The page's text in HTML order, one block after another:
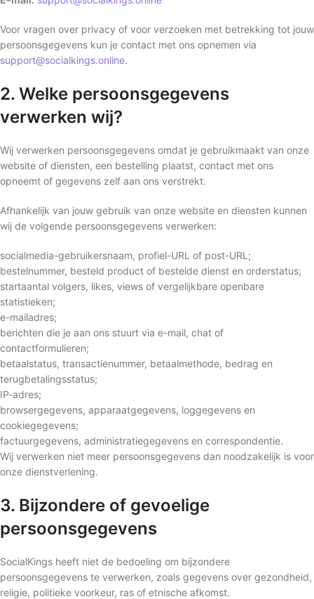
Voor vragen over privacy of voor verzoeken met betrekking tot jouw
persoonsgegevens kun je contact met ons opnemen via
support@socialkings.online.
2. Welke persoonsgegevens
verwerken wij?
Wij verwerken persoonsgegevens omdat je gebruikmaakt van onze
website of diensten, een bestelling plaatst, contact met ons
opneemt of gegevens zelf aan ons verstrekt.
Afhankelijk van jouw gebruik van onze website en diensten kunnen
wij de volgende persoonsgegevens verwerken:
socialmedia-gebruikersnaam, profiel-URL of post-URL;
bestelnummer, besteld product of bestelde dienst en orderstatus;
startaantal volgers, likes, views of vergelijkbare openbare
statistieken;
e-mailadres;
berichten die je aan ons stuurt via e-mail, chat of
contactformulieren;
betaalstatus, transactienummer, betaalmethode, bedrag en
terugbetalingsstatus;
IP-adres;
browsergegevens, apparaatgegevens, loggegevens en
cookiegegevens;
factuurgegevens, administratiegegevens en correspondentie.
Wij verwerken niet meer persoonsgegevens dan noodzakelijk is voor
onze dienstverlening.
3. Bijzondere of gevoelige
persoonsgegevens
SocialKings heeft niet de bedoeling om bijzondere
persoonsgegevens te verwerken, zoals gegevens over gezondheid,
religie, politieke voorkeur, ras of etnische afkomst.